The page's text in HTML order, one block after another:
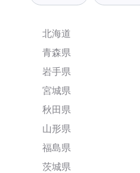
北海道
青森県
岩手県
宮城県
秋田県
山形県
福島県
茨城県